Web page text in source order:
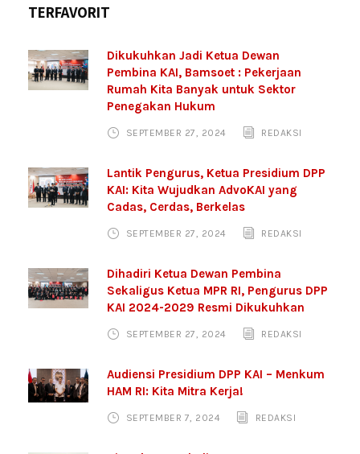
TERFAVORIT
Dikukuhkan Jadi Ketua Dewan
Pembina KAI, Bamsoet : Pekerjaan
Rumah Kita Banyak untuk Sektor
Penegakan Hukum
SEPTEMBER 27, 2024 REDAKSI
Lantik Pengurus, Ketua Presidium DPP
KAI: Kita Wujudkan AdvoKAI yang
Cadas, Cerdas, Berkelas
SEPTEMBER 27, 2024 REDAKSI
Dihadiri Ketua Dewan Pembina
Sekaligus Ketua MPR RI, Pengurus DPP
KAI 2024-2029 Resmi Dikukuhkan
SEPTEMBER 27, 2024 REDAKSI
Audiensi Presidium DPP KAI – Menkum
HAM RI: Kita Mitra Kerja!
SEPTEMBER 7, 2024 REDAKSI